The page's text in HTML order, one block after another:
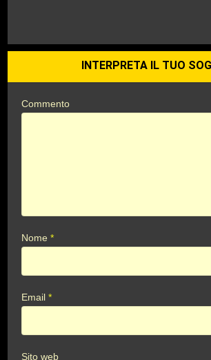
INTERPRETA IL TUO
Commento
Nome*
Email*
Sito web